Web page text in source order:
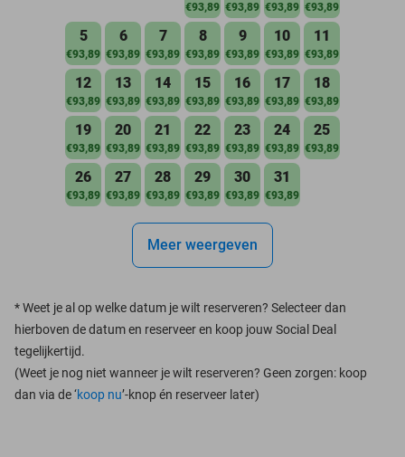
€93,89 €93,89 €93,89 €93,89
5
€93,89
6
€93,89
7
€93,89
8
€93,89
9
€93,89
10
€93,89
11
€93,89
12
€93,89
13
€93,89
14
€93,89
15
€93,89
16
€93,89
17
€93,89
18
€93,89
19
€93,89
20
€93,89
21
€93,89
22
€93,89
23
€93,89
24
€93,89
25
€93,89
26
€93,89
27
€93,89
28
€93,89
29
€93,89
30
€93,89
31
€93,89
Meer weergeven
*Weet je al op welke datum je wilt reserveren? Selecteer dan
hierboven de datum en reserveer en koop jouw Social Deal
tegelijkertijd.
(Weet je nog niet wanneer je wilt reserveren? Geen zorgen: koop
dan via de ‘koop nu’-knop én reserveer later)